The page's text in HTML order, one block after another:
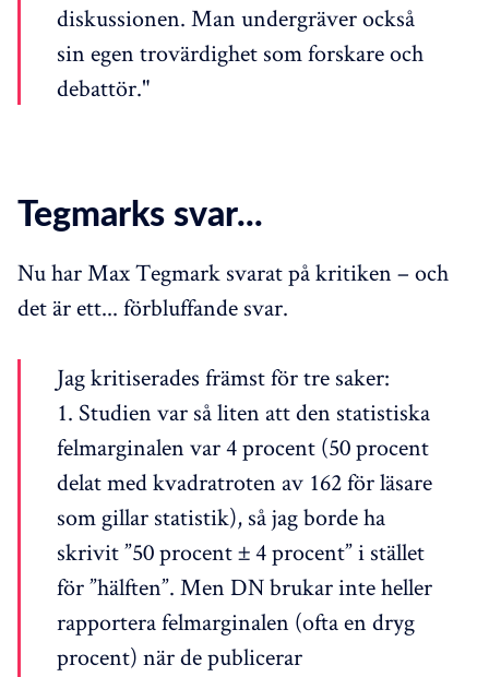
diskussionen. Man undergräver också
sin egen trovärdighet som forskare och
debattör."
Tegmarks svar...
Nu har Max Tegmark svarat på kritiken – och
det är ett... förbluffande svar.
Jag kritiserades främst för tre saker:
1. Studien var så liten att den statistiska
felmarginalen var 4 procent (50 procent
delat med kvadratroten av 162 för läsare
som gillar statistik), så jag borde ha
skrivit ”50 procent ± 4 procent” i stället
för ”hälften”. Men DN brukar inte heller
rapportera felmarginalen (ofta en dryg
procent) när de publicerar